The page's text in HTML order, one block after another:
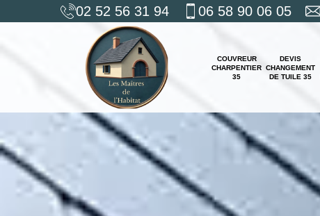
02 52 56 31 94 06 58 90 06 05
COUVREUR
CHARPENTIER
35
DEVIS
CHANGEMENT
DE TUILE 35